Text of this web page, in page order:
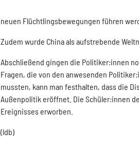
neuen Flüchtlingsbewegungen führen
Zudem wurde China als aufstrebende
Abschließend gingen die Politiker:innen
Fragen, die von den anwesenden
mussten, kann man festhalten, dass die
Außenpolitik eröffnet. Die Schüler:innen
Ereignisses erworben.
(ldb)